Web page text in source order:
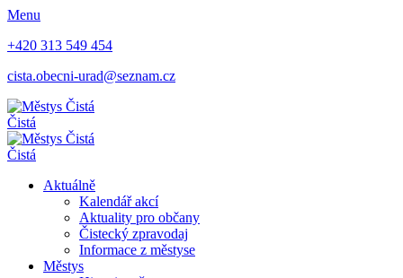
Menu
+420 313 549 454
cista.obecni-urad@seznam.cz
Čistá
Čistá
Aktuálně
Kalendář akcí
Aktuality pro občany
Čistecký zpravodaj
Informace z městyse
Městys